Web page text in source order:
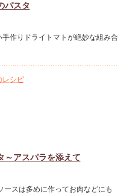
パスタ
作りドライトマトが絶妙な組み合
レシピ
～アスパラを添えて
ースは多めに作ってお肉などにも